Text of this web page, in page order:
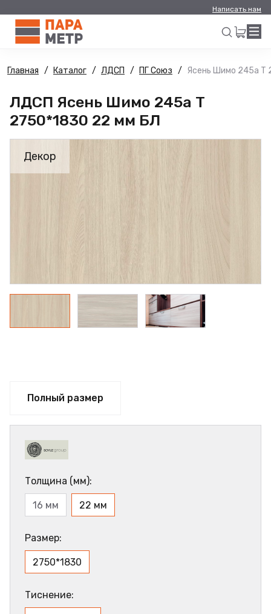
Написать нам
Искать
Главная Каталог ЛДСП ПГ Союз Ясень Шимо 245а Т
ЛДСП Ясень Шимо 245а Т
2750*1830 22 мм БЛ
Декор
Полный размер
Толщина (мм):
16 мм 22 мм
Размер:
2750*1830
Тиснение: